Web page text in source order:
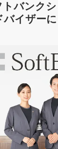
トバンク
バイザー